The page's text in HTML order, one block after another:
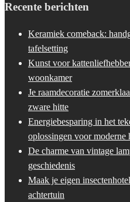
Recente berichten
Keramiek comeback:
tafelsetting
Kunst voor
woonkamer
Je raamdecoratie
zware hitte
Energiebesparing in het
oplossingen voor moderne
De charme van vintage
geschiedenis
Maak je eigen
achtertuin